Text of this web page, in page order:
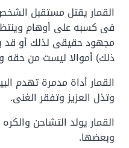
القمار يقتل مستقبل
فى كسبه على أوهام
مجهود حقيقى لذلك أو قد
ذلك) أموالا ليست من حقه
القمار أداة مدمرة تهدم
وتذل العزيز وتفقر الغنى.
القمار يولد التشاحن
وبعضها.